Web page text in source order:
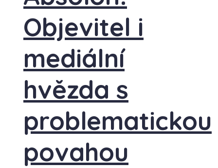
Objevitel i
mediální
hvězda s
problematickou
povahou